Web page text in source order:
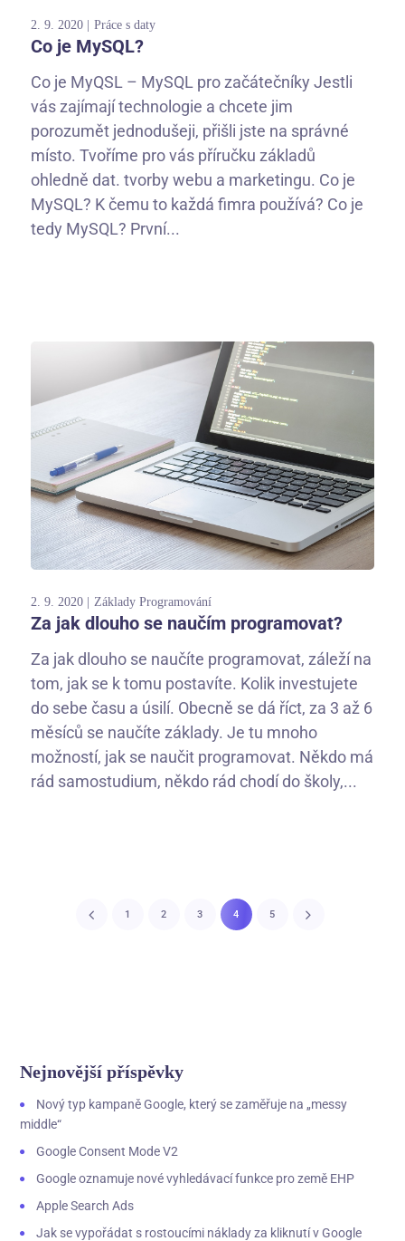
2. 9. 2020 Práce s daty
Co je MySQL?
Co je MyQSL – MySQL pro začátečníky Jestli
vás zajímají technologie a chcete jim
porozumět jednodušeji, přišli jste na správné
místo. Tvoříme pro vás příručku základů
ohledně dat. tvorby webu a marketingu. Co je
MySQL? K čemu to každá fimra používá? Co je
tedy MySQL? První...
2. 9. 2020 Základy Programování
Za jak dlouho se naučím programovat?
Za jak dlouho se naučíte programovat, záleží na
tom, jak se k tomu postavíte. Kolik investujete
do sebe času a úsilí. Obecně se dá říct, za 3 až 6
měsíců se naučíte základy. Je tu mnoho
možností, jak se naučit programovat. Někdo má
rád samostudium, někdo rád chodí do školy,...
1 2 3 4 5
Nejnovější příspěvky
Nový typ kampaně Google, který se zaměřuje na „messy
middle“
Google Consent Mode V2
Google oznamuje nové vyhledávací funkce pro země EHP
Apple Search Ads
Jak se vypořádat s rostoucími náklady za kliknutí v Google